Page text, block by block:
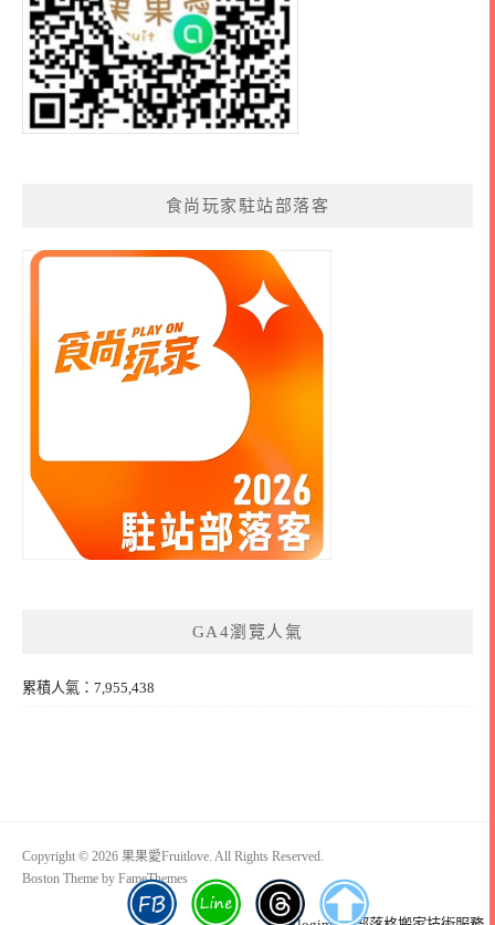
食尚玩家駐站部落客
GA4瀏覽人氣
累積人氣：7,955,438
Copyright © 2026 果果愛Fruitlove. All Rights Reserved.
Boston Theme by FameThemes